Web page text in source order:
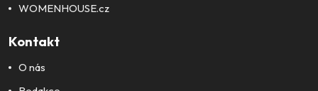
WOMENHOUSE.cz
Kontakt
O nás